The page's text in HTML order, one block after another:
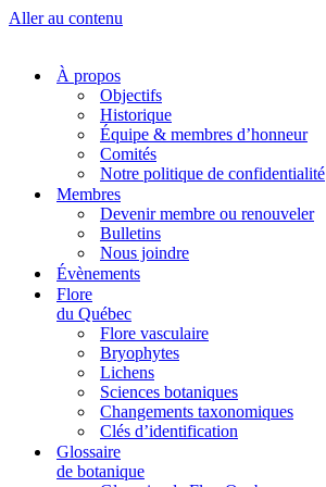
Aller au contenu
À propos
Objectifs
Historique
Équipe & membres d’honneur
Comités
Notre politique de confidentialité
Membres
Devenir membre ou renouveler
Bulletins
Nous joindre
Évènements
Flore
du Québec
Flore vasculaire
Bryophytes
Lichens
Sciences botaniques
Changements taxonomiques
Clés d’identification
Glossaire
de botanique